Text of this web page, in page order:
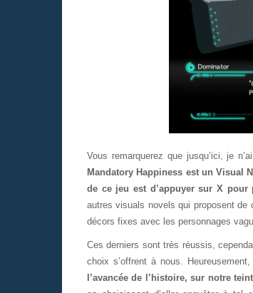
Vous remarquerez que jusqu’ici, je
Mandatory Happiness est un Visual
de ce jeu est d’appuyer sur X
autres visuals novels qui proposent
décors fixes avec les personnages
Ces derniers sont très réussis,
choix s’offrent à nous. Heureusement,
l’avancée de l’histoire, sur notre